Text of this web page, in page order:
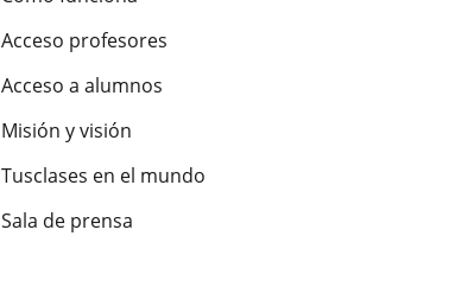
Acceso profesores
Acceso a alumnos
Misión y visión
Tusclases en el mundo
Sala de prensa